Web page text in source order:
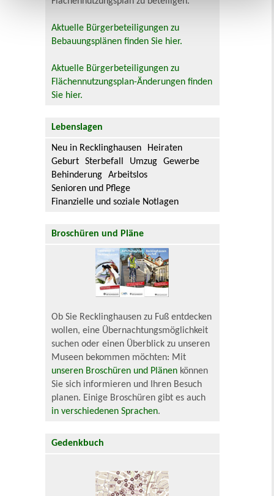
Aktuelle Bürgerbeteiligungen zu
Bebauungsplänen finden Sie hier.
Aktuelle Bürgerbeteiligungen zu
Flächennutzungsplan-Änderungen finden
Sie hier.
Lebenslagen
Neu in Recklinghausen
Heiraten
Geburt
Sterbefall Umzug
Gewerbe
Behinderung
Arbeitslos
Senioren und Pflege
Finanzielle und soziale Notlagen
Broschüren und Pläne
Ob Sie Recklinghausen zu Fuß entdecken
wollen, eine Übernachtungsmöglichkeit
suchen oder einen Überblick zu unseren
Museen bekommen möchten: Mit
unseren Broschüren und Plänen können
Sie sich informieren und Ihren Besuch
planen. Einige Broschüren gibt es auch
in verschiedenen Sprachen.
Gedenkbuch